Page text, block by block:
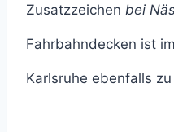
Zusatzzeichen bei
Fahrbahndecken ist
Karlsruhe ebenfalls